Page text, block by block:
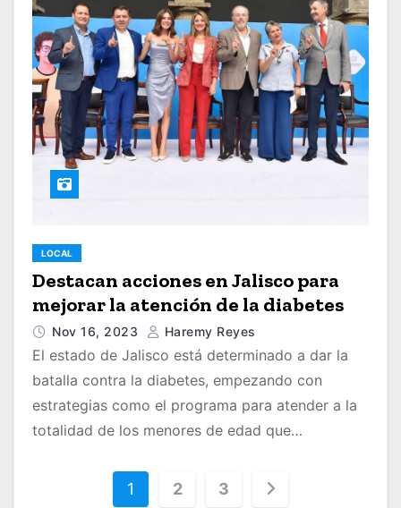
LOCAL
Destacan acciones en Jalisco para
mejorar la atención de la diabetes
Nov 16, 2023 Haremy Reyes
El estado de Jalisco está determinado a dar la
batalla contra la diabetes, empezando con
estrategias como el programa para atender a la
totalidad de los menores de edad que…
1 2 3